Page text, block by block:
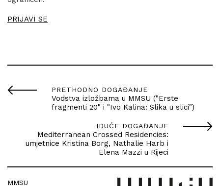
PRIJAVI SE
PRETHODNO DOGAĐANJE
Vodstva izložbama u MMSU ("Erste
fragmenti 20" i "Ivo Kalina: Slika u slici")
IDUĆE DOGAĐANJE
Mediterranean Crossed Residencies:
umjetnice Kristina Borg, Nathalie Harb i
Elena Mazzi u Rijeci
MMSU